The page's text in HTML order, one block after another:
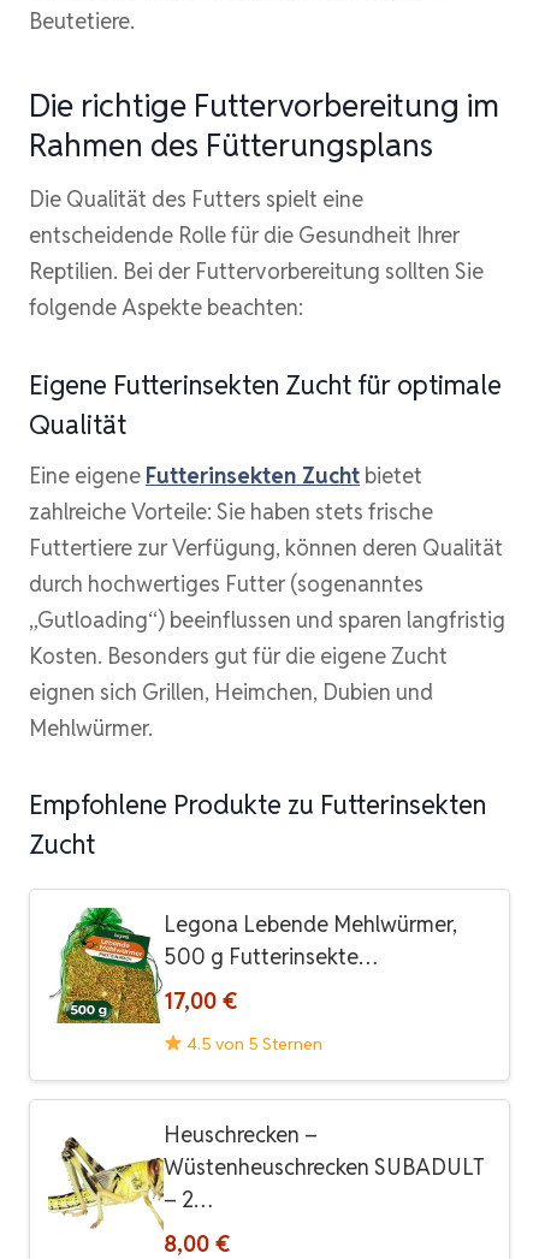
Beutetiere.
Die richtige Futtervorbereitung im
Rahmen des Fütterungsplans
Die Qualität des Futters spielt eine
entscheidende Rolle für die Gesundheit Ihrer
Reptilien. Bei der Futtervorbereitung sollten Sie
folgende Aspekte beachten:
Eigene Futterinsekten Zucht für optimale
Qualität
Eine eigene Futterinsekten Zucht bietet
zahlreiche Vorteile: Sie haben stets frische
Futtertiere zur Verfügung, können deren Qualität
durch hochwertiges Futter (sogenanntes
„Gutloading“) beeinflussen und sparen langfristig
Kosten. Besonders gut für die eigene Zucht
eignen sich Grillen, Heimchen, Dubien und
Mehlwürmer.
Empfohlene Produkte zu Futterinsekten
Zucht
Legona Lebende Mehlwürmer,
500 g Futterinsekte…
17,00 €
4.5 von 5 Sternen
Heuschrecken –
Wüstenheuschrecken SUBADULT
– 2…
8,00 €